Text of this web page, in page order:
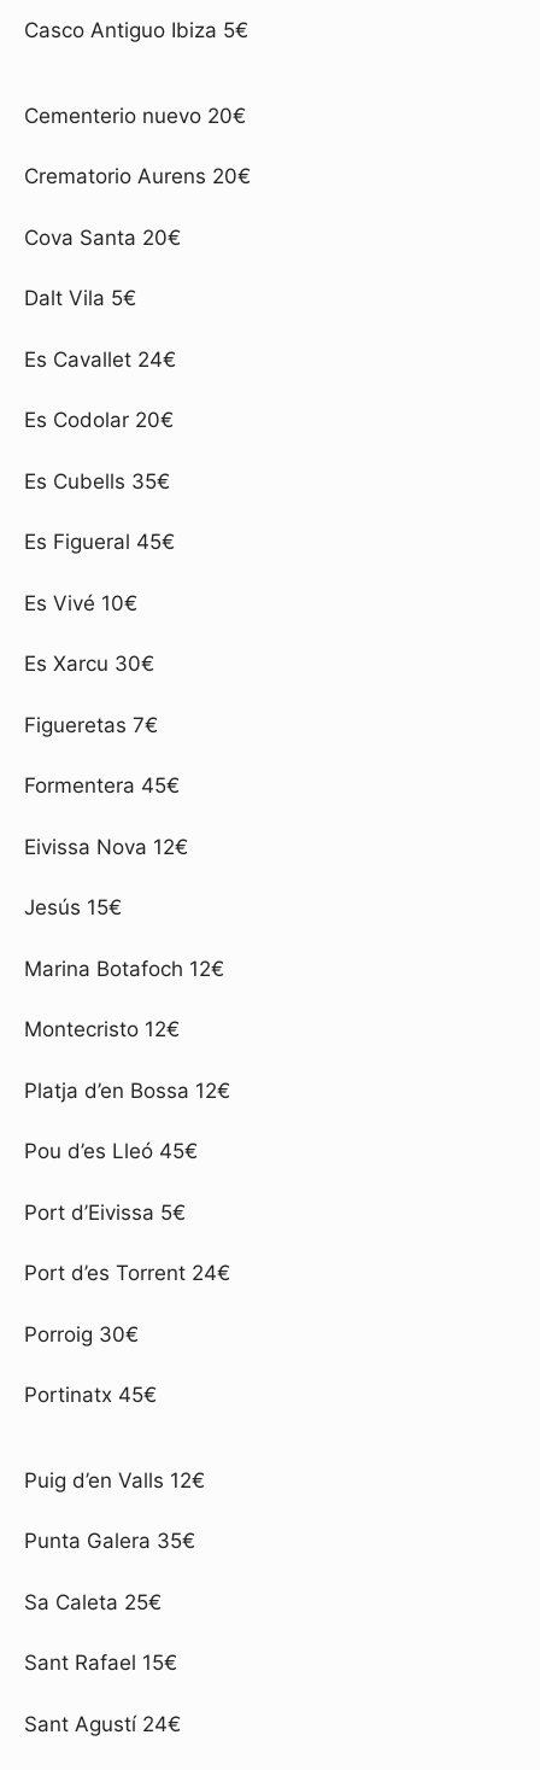
Casco Antiguo Ibiza 5€
Cementerio nuevo 20€
Crematorio Aurens 20€
Cova Santa 20€
Dalt Vila 5€
Es Cavallet 24€
Es Codolar 20€
Es Cubells 35€
Es Figueral 45€
Es Vivé 10€
Es Xarcu 30€
Figueretas 7€
Formentera 45€
Eivissa Nova 12€
Jesús 15€
Marina Botafoch 12€
Montecristo 12€
Platja d’en Bossa 12€
Pou d’es Lleó 45€
Port d’Eivissa 5€
Port d’es Torrent 24€
Porroig 30€
Portinatx 45€
Puig d’en Valls 12€
Punta Galera 35€
Sa Caleta 25€
Sant Rafael 15€
Sant Agustí 24€